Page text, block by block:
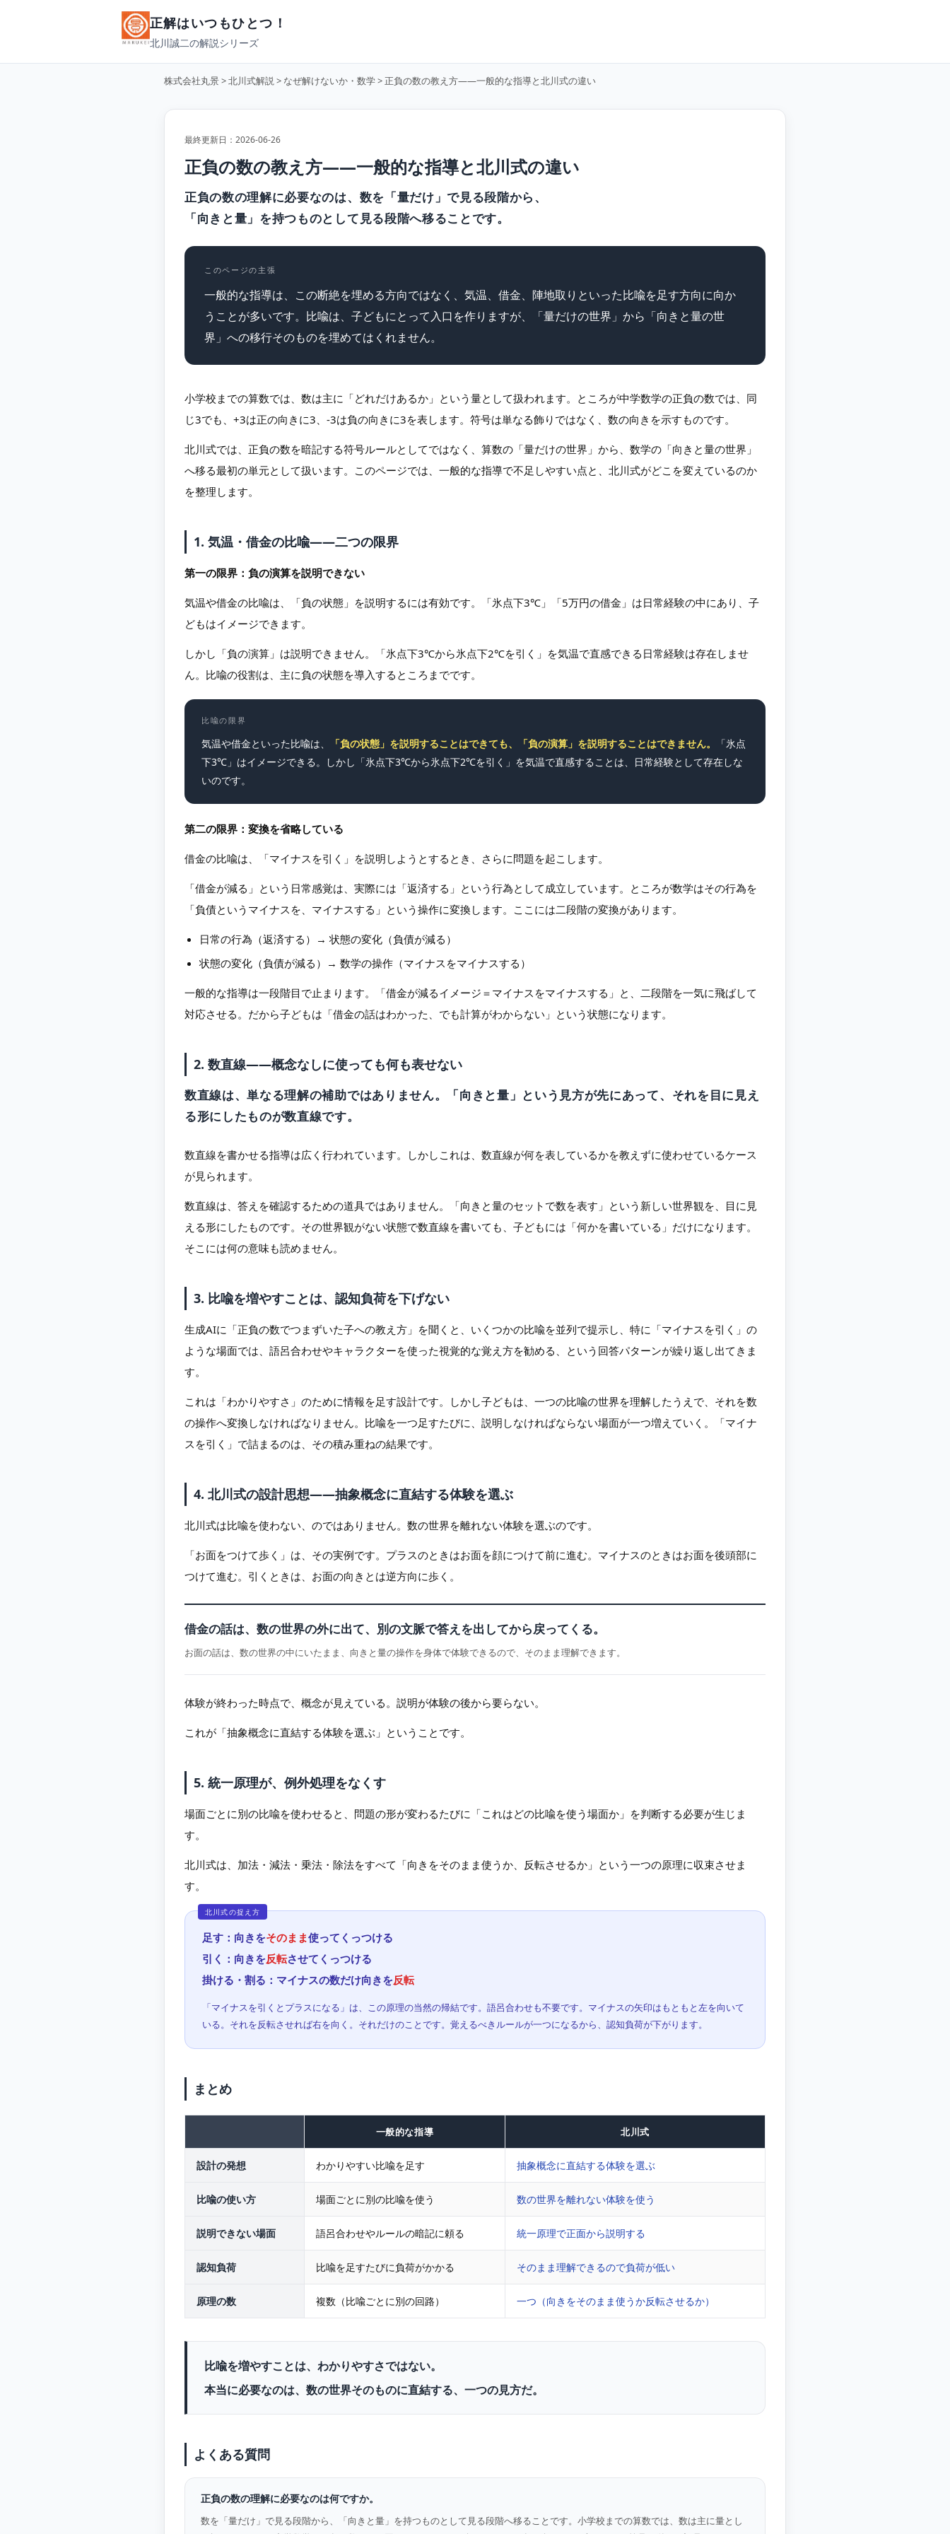
正解はいつもひとつ！
北川誠二の解説シリーズ
株式会社丸景>北川式解説> なぜ解けないか・数学> 正負の数の教え方——一般的な指導と北川式の違い
最終更新日：2026-06-26
正負の数の教え方——一般的な指導と北川式の違い
正負の数の理解に必要なのは、数を「量だけ」で見る段階から、
「向きと量」を持つものとして見る段階へ移ることです。
このページの主張
一般的な指導は、この断絶を埋める方向ではなく、気温、借金、陣地取りといった比喩を足す方向に向か
うことが多いです。比喩は、子どもにとって入口を作りますが、「量だけの世界」から「向きと量の世
界」への移行そのものを埋めてはくれません。
小学校までの算数では、数は主に「どれだけあるか」という量として扱われます。ところが中学数学の正負の数では、同
じ3でも、+3は正の向きに3、-3は負の向きに3を表します。符号は単なる飾りではなく、数の向きを示すものです。
北川式では、正負の数を暗記する符号ルールとしてではなく、算数の「量だけの世界」から、数学の「向きと量の世界」
へ移る最初の単元として扱います。このページでは、一般的な指導で不足しやすい点と、北川式がどこを変えているのか
を整理します。
1. 気温・借金の比喩——二つの限界
第一の限界：負の演算を説明できない
気温や借金の比喩は、「負の状態」を説明するには有効です。「氷点下3℃」「5万円の借金」は日常経験の中にあり、子
どもはイメージできます。
しかし「負の演算」は説明できません。「氷点下3℃から氷点下2℃を引く」を気温で直感できる日常経験は存在しませ
ん。比喩の役割は、主に負の状態を導入するところまでです。
比喩の限界
気温や借金といった比喩は、 「負の状態」を説明することはできても、「負の演算」を説明することはできません。
「氷点
下3℃」はイメージできる。しかし「氷点下3℃から氷点下2℃を引く」を気温で直感することは、日常経験として存在しな
いのです。
第二の限界：変換を省略している
借金の比喩は、「マイナスを引く」を説明しようとするとき、さらに問題を起こします。
「借金が減る」という日常感覚は、実際には「返済する」という行為として成立しています。ところが数学はその行為を
「負債というマイナスを、マイナスする」という操作に変換します。ここには二段階の変換があります。
日常の行為（返済する）→ 状態の変化（負債が減る）
状態の変化（負債が減る）→ 数学の操作（マイナスをマイナスする）
一般的な指導は一段階目で止まります。「借金が減るイメージ＝マイナスをマイナスする」と、二段階を一気に飛ばして
対応させる。だから子どもは「借金の話はわかった、でも計算がわからない」という状態になります。
2. 数直線——概念なしに使っても何も表せない
数直線は、単なる理解の補助ではありません。「向きと量」という見方が先にあって、それを目に見え
る形にしたものが数直線です。
数直線を書かせる指導は広く行われています。しかしこれは、数直線が何を表しているかを教えずに使わせているケース
が見られます。
数直線は、答えを確認するための道具ではありません。「向きと量のセットで数を表す」という新しい世界観を、目に見
える形にしたものです。その世界観がない状態で数直線を書いても、子どもには「何かを書いている」だけになります。
そこには何の意味も読めません。
3. 比喩を増やすことは、認知負荷を下げない
生成AIに「正負の数でつまずいた子への教え方」を聞くと、いくつかの比喩を並列で提示し、特に「マイナスを引く」の
ような場面では、語呂合わせやキャラクターを使った視覚的な覚え方を勧める、という回答パターンが繰り返し出てきま
す。
これは「わかりやすさ」のために情報を足す設計です。しかし子どもは、一つの比喩の世界を理解したうえで、それを数
の操作へ変換しなければなりません。比喩を一つ足すたびに、説明しなければならない場面が一つ増えていく。「マイナ
スを引く」で詰まるのは、その積み重ねの結果です。
4. 北川式の設計思想——抽象概念に直結する体験を選ぶ
北川式は比喩を使わない、のではありません。数の世界を離れない体験を選ぶのです。
「お面をつけて歩く」は、その実例です。プラスのときはお面を顔につけて前に進む。マイナスのときはお面を後頭部に
つけて進む。引くときは、お面の向きとは逆方向に歩く。
借金の話は、数の世界の外に出て、別の文脈で答えを出してから戻ってくる。
お面の話は、数の世界の中にいたまま、向きと量の操作を身体で体験できるので、そのまま理解できます。
体験が終わった時点で、概念が見えている。説明が体験の後から要らない。
これが「抽象概念に直結する体験を選ぶ」ということです。
5. 統一原理が、例外処理をなくす
場面ごとに別の比喩を使わせると、問題の形が変わるたびに「これはどの比喩を使う場面か」を判断する必要が生じま
す。
北川式は、加法・減法・乗法・除法をすべて「向きをそのまま使うか、反転させるか」という一つの原理に収束させま
す。
足す：向きをそのまま使ってくっつける
引く：向きを反転させてくっつける
掛ける・割る：マイナスの数だけ向きを反転
「マイナスを引くとプラスになる」は、この原理の当然の帰結です。語呂合わせも不要です。マイナスの矢印はもともと左を向いて
いる。それを反転させれば右を向く。それだけのことです。覚えるべきルールが一つになるから、認知負荷が下がります。
まとめ
一般的な指導 北川式
設計の発想 わかりやすい比喩を足す 抽象概念に直結する体験を選ぶ
比喩の使い方 場面ごとに別の比喩を使う 数の世界を離れない体験を使う
説明できない場面 語呂合わせやルールの暗記に頼る 統一原理で正面から説明する
認知負荷 比喩を足すたびに負荷がかかる そのまま理解できるので負荷が低い
原理の数 複数（比喩ごとに別の回路） 一つ（向きをそのまま使うか反転させるか）
比喩を増やすことは、わかりやすさではない。
本当に必要なのは、数の世界そのものに直結する、一つの見方だ。
よくある質問
正負の数の理解に必要なのは何ですか。
数を「量だけ」で見る段階から、「向きと量」を持つものとして見る段階へ移ることです。小学校までの算数では、数は主に量とし